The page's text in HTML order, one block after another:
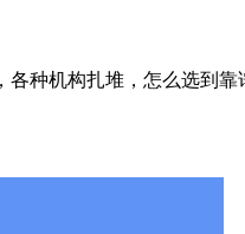
机构扎堆，怎么选到靠